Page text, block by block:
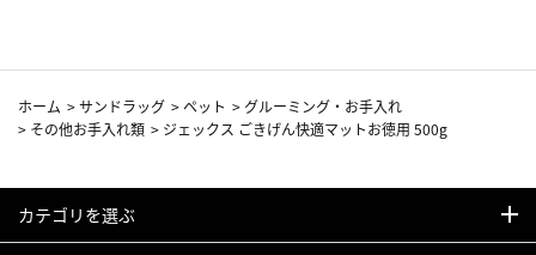
ホーム >サンドラッグ >ペット > グルーミング・お手入れ
> その他お手入れ類 > ジェックス ごきげん快適マットお徳用 500g
カテゴリを選ぶ